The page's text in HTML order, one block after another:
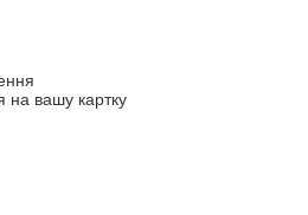
на вашу картку